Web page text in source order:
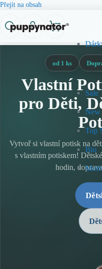
Přejít na obsah
Sale
New
Top
Bio
od 1 ks
Vlastní
pro Děti,
Vytvoř si vlastní potisk na
s vlastním potiskem!
hodin,